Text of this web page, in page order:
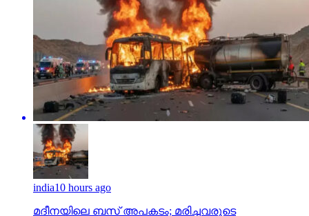
india10 hours ago
മദീനയിലെ ബസ് അപകടം; മരിച്ചവരുടെ